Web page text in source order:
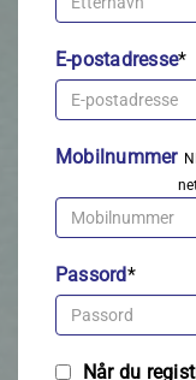
E-postadresse*
Mobilnummer
Passord*
Når du